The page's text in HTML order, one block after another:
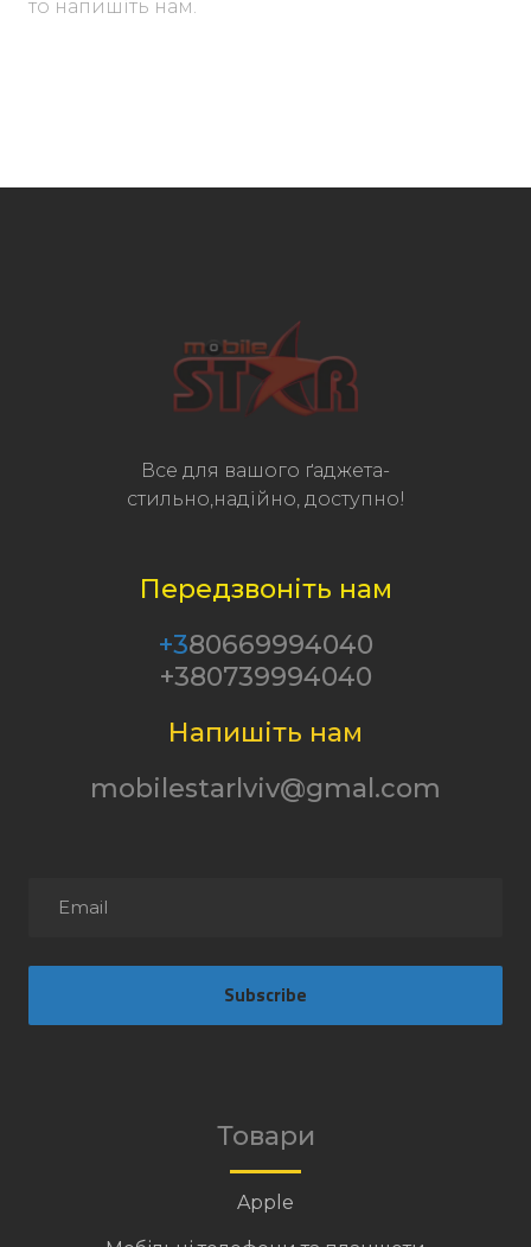
то напишіть нам.
Все для вашого ґаджета-
стильно,надійно, доступно!
Передзвоніть нам
+380669994040
+380739994040
Напишіть нам
mobilestarlviv@gmal.com
Subscribe
Товари
Apple